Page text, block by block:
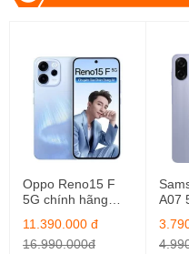
S22 Ultra
1.Samsung
cùng ấn tượng
Oppo Reno15 F
5G chính hãng
12GB/256GB
11.390.000 đ
16.990.000đ
A07